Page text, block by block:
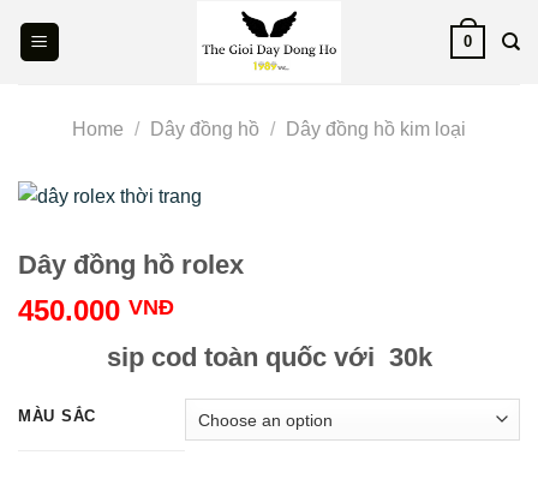
0
Home / Dây đồng hồ / Dây đồng hồ kim loại
Dây đồng hồ rolex
450.000 VNĐ
sip cod toàn quốc với 30k
MÀU SẮC